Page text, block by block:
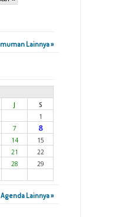
Lainnya »
J
S
1
7 8
14
15
21
22
28
29
Agenda Lainnya »